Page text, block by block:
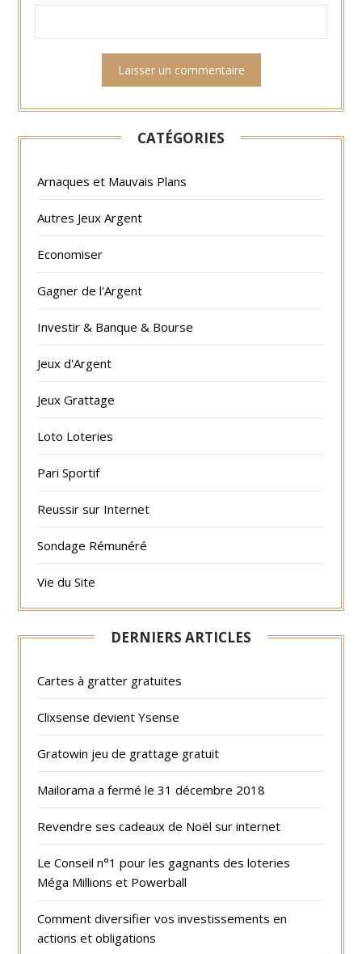
CATÉGORIES
Arnaques et Mauvais Plans
Autres Jeux Argent
Economiser
Gagner de l'Argent
Investir & Banque & Bourse
Jeux d'Argent
Jeux Grattage
Loto Loteries
Pari Sportif
Reussir sur Internet
Sondage Rémunéré
Vie du Site
DERNIERS ARTICLES
Cartes à gratter gratuites
Clixsense devient Ysense
Gratowin jeu de grattage gratuit
Mailorama a fermé le 31 décembre 2018
Revendre ses cadeaux de Noël sur internet
Le Conseil n°1 pour les gagnants des loteries
Méga Millions et Powerball
Comment diversifier vos investissements en
actions et obligations